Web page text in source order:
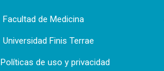
Facultad de Medicina
Universidad Finis Terrae
Políticas de uso y privacidad